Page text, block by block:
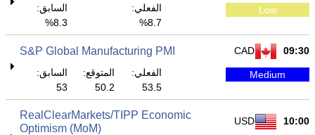
Low
الفعلي:
8.7%
السابق:
8.3%
09:30
CAD
S&P Global Manufacturing PMI
Medium
الفعلي:
53.5
المتوقع:
50.2
السابق:
53
10:00
USD
RealClearMarkets/TIPP Economic
Optimism (MoM)